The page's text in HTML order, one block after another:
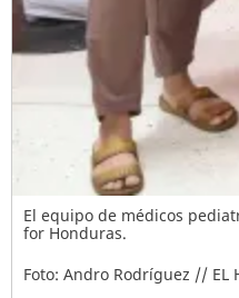
El equipo de médicos
for Honduras.
Foto: Andro Rodríguez // EL